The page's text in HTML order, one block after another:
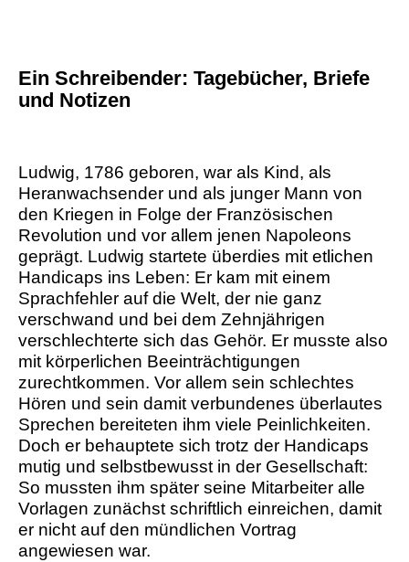
Ein Schreibender: Tagebücher, Briefe
und Notizen
Ludwig, 1786 geboren, war als Kind, als
Heranwachsender und als junger Mann von
den Kriegen in Folge der Französischen
Revolution und vor allem jenen Napoleons
geprägt. Ludwig startete überdies mit etlichen
Handicaps ins Leben: Er kam mit einem
Sprachfehler auf die Welt, der nie ganz
verschwand und bei dem Zehnjährigen
verschlechterte sich das Gehör. Er musste also
mit körperlichen Beeinträchtigungen
zurechtkommen. Vor allem sein schlechtes
Hören und sein damit verbundenes überlautes
Sprechen bereiteten ihm viele Peinlichkeiten.
Doch er behauptete sich trotz der Handicaps
mutig und selbstbewusst in der Gesellschaft:
So mussten ihm später seine Mitarbeiter alle
Vorlagen zunächst schriftlich einreichen, damit
er nicht auf den mündlichen Vortrag
angewiesen war.